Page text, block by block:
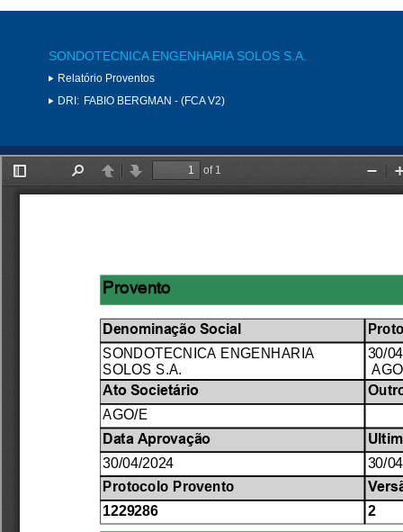
SONDOTECNICA ENGENHARIA SOLOS S.A.
Relatório Proventos
DRI: FABIO BERGMAN - (FCA V2)